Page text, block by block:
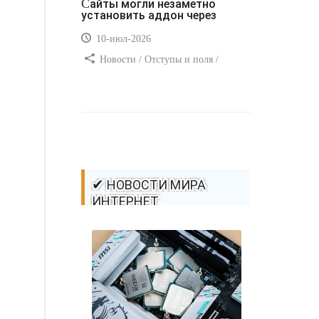
Сайты могли незаметно
установить аддон через
10-июл-2026
Новости / Отступы и поля /
✔ НОВОСТИ МИРА
ИНТЕРНЕТ